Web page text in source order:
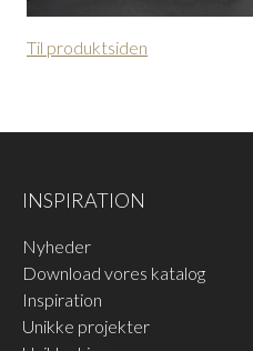
Til produktsiden
INSPIRATION
Nyheder
Download vores katalog
Inspiration
Unikke projekter